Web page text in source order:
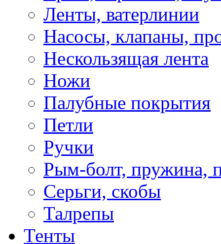
Ленты, ватерлинии
Насосы, клапаны,
Нескользящая лента
Ножи
Палубные покрытия
Петли
Ручки
Рым-болт, пружина,
Серьги, скобы
Талрепы
Тенты